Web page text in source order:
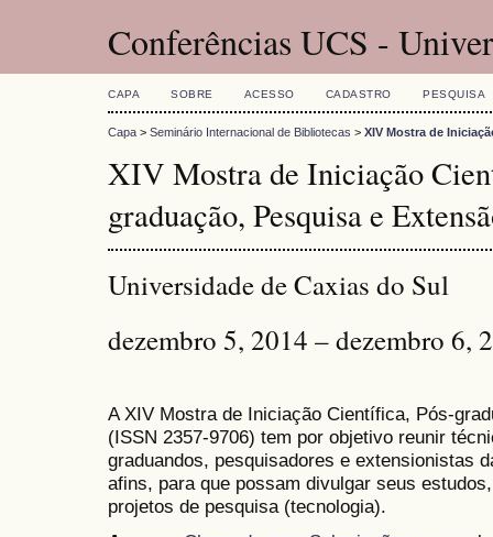
Conferências UCS -
CAPA SOBRE ACESSO CADASTRO PESQUISA
Capa > Seminário Internacional de Bibliotecas > XIV Mostra de
XIV Mostra de Iniciação
graduação, Pesquisa e
Universidade de Caxias do Sul
dezembro 5, 2014 – dezembro 6,
A XIV Mostra de Iniciação Científica, Pós-
(ISSN 2357-9706) tem por objetivo reunir
graduandos, pesquisadores e extensionistas
afins, para que possam divulgar seus
projetos de pesquisa (tecnologia).